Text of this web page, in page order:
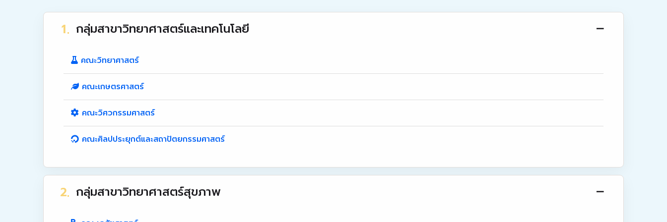
กลุ่มสาขาวิทยาศาสตร์และเทคโนโลยี
คณะวิทยาศาสตร์
คณะเกษตรศาสตร์
คณะวิศวกรรมศาสตร์
คณะศิลปประยุกต์และสถาปัตยกรรมศาสตร์
กลุ่มสาขาวิทยาศาสตร์สุขภาพ